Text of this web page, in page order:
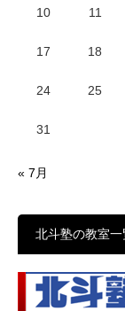
10 11
17 18
24 25
31
« 7月
北斗塾の教室一